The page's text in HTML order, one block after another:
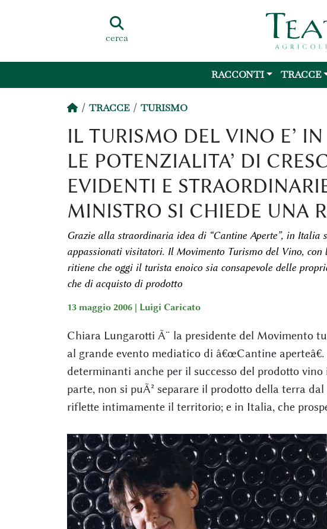
cerca
RACCONTI TRACCE
TRACCE TURISMO
IL TURISMO DEL VINO E’
LE POTENZIALITA’ DI
EVIDENTI E
MINISTRO SI CHIEDE UNA
Grazie alla straordinaria idea di “Cantine Aperte”, in Italia
appassionati visitatori. Il Movimento Turismo del Vino, con
ritiene che oggi il turista enoico sia consapevole delle
che di acquisto di prodotto
13 maggio 2006 | Luigi Caricato
Chiara Lungarotti Ã¨ la presidente del Movimento
al grande evento mediatico di â€œCantine
determinanti anche per il successo del prodotto
parte, non si puÃ² separare il prodotto della terra
riflette intimamente il territorio; e in Italia, che